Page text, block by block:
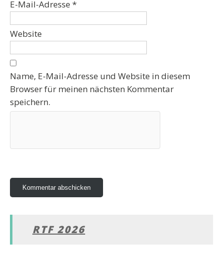
E-Mail-Adresse *
Website
Name, E-Mail-Adresse und Website in diesem
Browser für meinen nächsten Kommentar
speichern.
RTF 2026